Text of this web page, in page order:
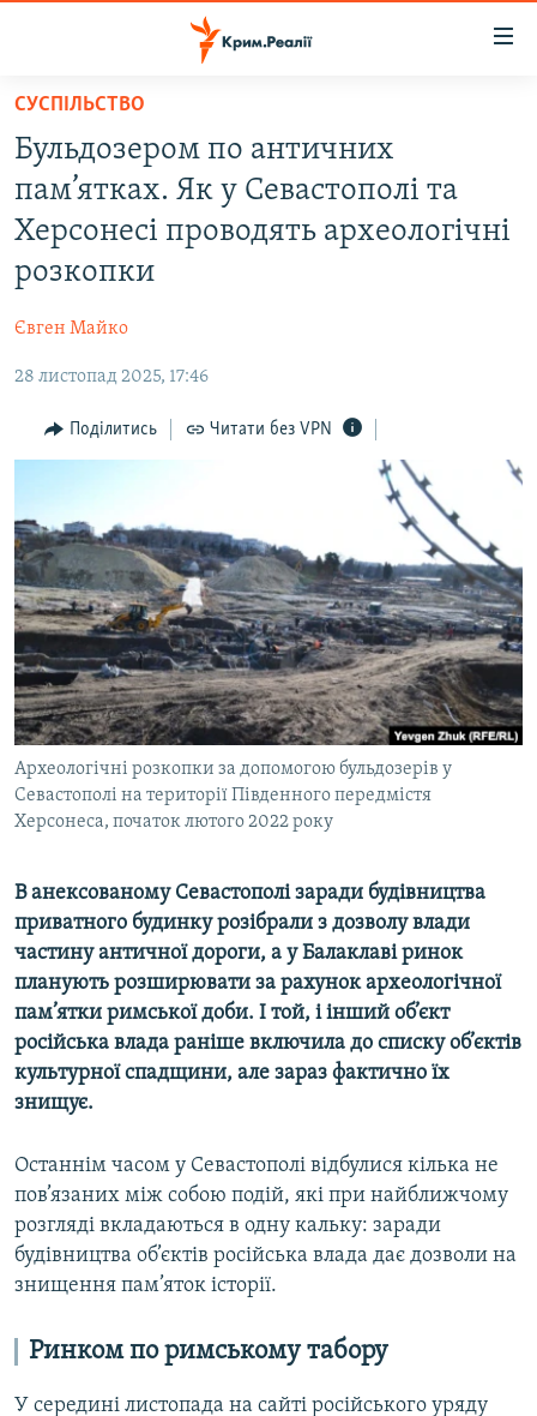
Перейти
основного
матеріалу
Перейти
до
основної
Перейти
до
ВОДА.КРИМ
ВІДЕО ТА ФОТО
ІНТЕРВ'Ю
ВСЕ ЗА ДЕНЬ
ДЕПОРТАЦІЯ
ВІДЕОУРОКИ «ELIFBE»
СВІДЧЕННЯ ОКУПАЦІЇ
УКРАЇНСЬКА ПРОБЛЕМА КРИМУ
ІНФОГРАФІКА
ЯК ОБІЙТИ БЛОКУВАННЯ
Русский
Qırımtatar
ДОЛУЧАЙСЯ!
Усі сайти RFE/RL
СУСПІЛЬСТВО
Бульдозером по античних
пам’ятках. Як у Севастополі та
Херсонесі проводять археологічні
розкопки
Євген Майко
28 листопад 2025, 17:46
Поділитись Читати без VPN
Археологічні розкопки за допомогою бульдозерів у
Севастополі на території Південного передмістя
Херсонеса, початок лютого 2022 року
В анексованому Севастополі заради будівництва
приватного будинку розібрали з дозволу влади
частину античної дороги, а у Балаклаві ринок
планують розширювати за рахунок археологічної
пам’ятки римської доби. І той, і інший об’єкт
російська влада раніше включила до списку об’єктів
культурної спадщини, але зараз фактично їх
знищує.
Останнім часом у Севастополі відбулися кілька не
пов’язаних між собою подій, які при найближчому
розгляді вкладаються в одну кальку: заради
будівництва об’єктів російська влада дає дозволи на
знищення пам’яток історії.
Ринком по римському табору
У середині листопада на сайті російського уряду